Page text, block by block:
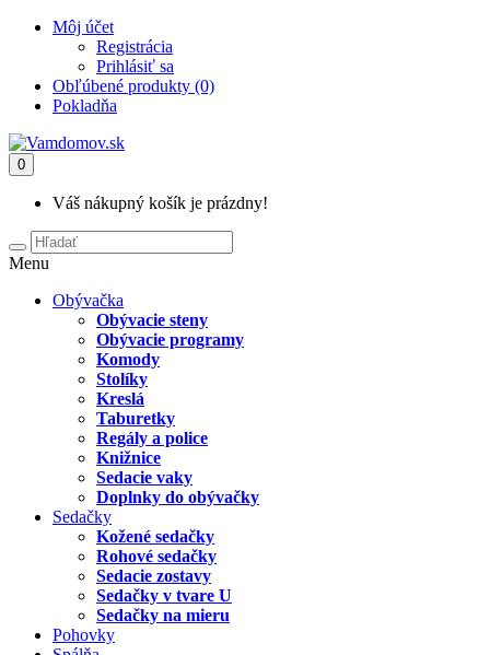
Môj účet
Registrácia
Prihlásiť sa
Obľúbené produkty (0)
Pokladňa
0
Váš nákupný košík je prázdny!
Menu
Obývačka
Obývacie steny
Obývacie programy
Komody
Stolíky
Kreslá
Taburetky
Regály a police
Knižnice
Sedacie vaky
Doplnky do obývačky
Sedačky
Kožené sedačky
Rohové sedačky
Sedacie zostavy
Sedačky v tvare U
Sedačky na mieru
Pohovky